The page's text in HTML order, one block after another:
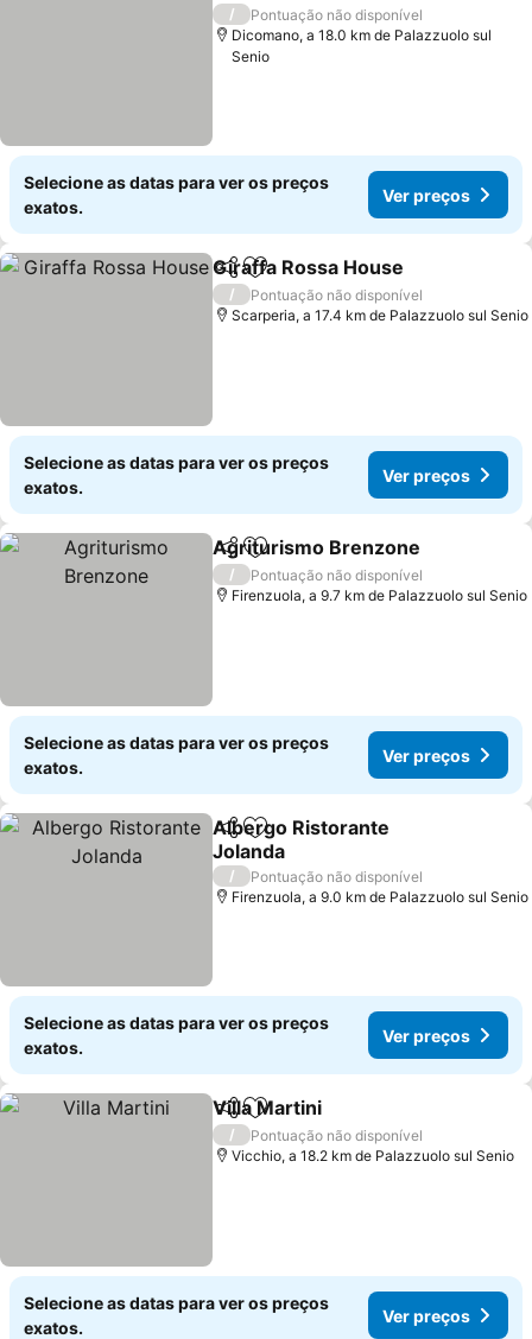
/
Pontuação não disponível
Dicomano, a 18.0 km de Palazzuolo sul
Senio
Selecione as datas para ver os preços
exatos.
Ver preços
PartilharAdicionar aos favoritos
Giraffa Rossa House
/
Pontuação não disponível
Scarperia, a 17.4 km de Palazzuolo sul Senio
Selecione as datas para ver os preços
exatos.
Ver preços
PartilharAdicionar aos favoritos
Agriturismo Brenzone
/
Pontuação não disponível
Firenzuola, a 9.7 km de Palazzuolo sul Senio
Selecione as datas para ver os preços
exatos.
Ver preços
PartilharAdicionar aos favoritos
Albergo Ristorante
Jolanda
Ver preços
/
Pontuação não disponível
Firenzuola, a 9.0 km de Palazzuolo sul Senio
Selecione as datas para ver os preços
exatos.
Ver preços
PartilharAdicionar aos favoritos
Villa Martini
/
Pontuação não disponível
Vicchio, a 18.2 km de Palazzuolo sul Senio
Selecione as datas para ver os preços
exatos.
Ver preços